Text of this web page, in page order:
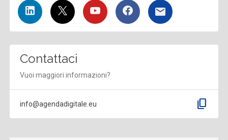
Contattaci
Vuoi maggiori informazioni?
info@agendadigitale.eu content_copy